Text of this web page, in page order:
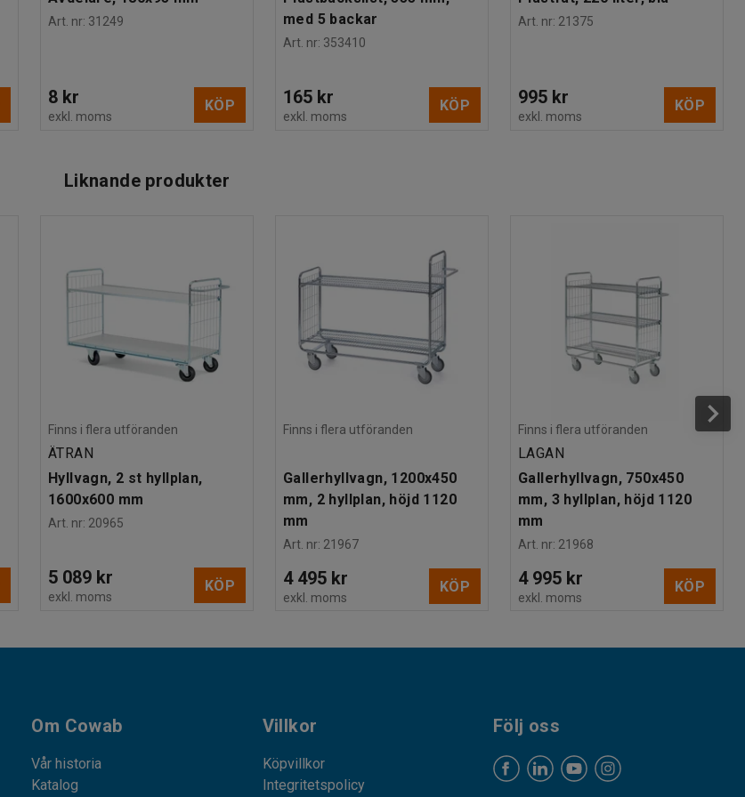
Art. nr: 31249
8 kr
exkl. moms
KÖP
med 5 backar
Art. nr: 353410
165 kr
exkl. moms
KÖP
Art. nr: 21375
995 kr
exkl. moms
KÖP
Liknande produkter
Finns i flera utföranden
ÄTRAN
Hyllvagn, 2 st hyllplan,
1600x600 mm
Art. nr: 20965
5 089 kr
exkl. moms
KÖP
Finns i flera utföranden
Gallerhyllvagn, 1200x450
mm, 2 hyllplan, höjd 1120
mm
Art. nr: 21967
4 495 kr
exkl. moms
KÖP
Finns i flera utföranden
LAGAN
Gallerhyllvagn, 750x450
mm, 3 hyllplan, höjd 1120
mm
Art. nr: 21968
4 995 kr
exkl. moms
KÖP
Om Cowab
Vår historia
Katalog
Villkor
Köpvillkor
Integritetspolicy
Följ oss